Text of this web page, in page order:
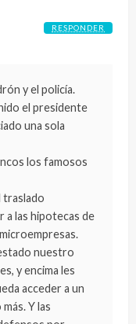
y el policía.
el presidente
una sola
los famosos
traslado
a las hipotecas de
nuestro
y encima les
acceder a un
Y las
RESPONDER